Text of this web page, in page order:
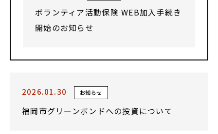
ボランティア活動保険 WEB加入手続き
開始のお知らせ
2026.01.30 お知らせ
福岡市グリーンボンドへの投資について